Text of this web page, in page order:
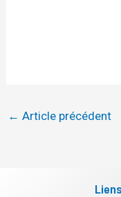
← Article précédent